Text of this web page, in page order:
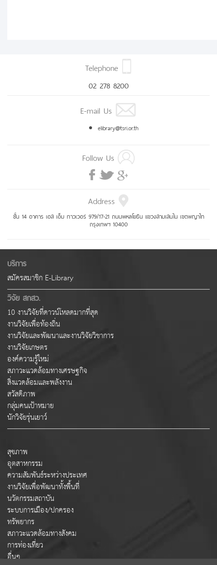
Telephone
02 278 8200
E-mail Us
elibrary@tsri.or.th
Follow Us
Address
ชั้น 14 อาคาร เอส เอ็ม ทาวเวอร์ 979/17-21 ถนนพหลโยธิน แขวงสามเสนใน เขตพญาไท
กรุงเทพฯ 10400
บริการ
สมัครสมาชิก E-Library
วิจัย สกสว.
10 งานวิจัยที่ดาวน์โหลดมากที่สุด
งานวิจัยเพื่อท้องถิ่น
งานวิจัยและพัฒนาและงานวิจัยวิชาการ
งานวิจัยเกษตร
องค์ความรู้ใหม่
สภาวะแวดล้อมทางเศรษฐกิจ
สิ่งแวดล้อมและพลังงาน
สวัสดิภาพ
กลุ่มคนเป้าหมาย
นักวิจัยรุ่นเยาว์
สุขภาพ
อุตสาหกรรม
ความสัมพันธ์ระหว่างประเทศ
งานวิจัยเพื่อพัฒนาทั้งพื้นที่
นวัตกรรมสถาบัน
ระบบการเมือง/ปกครอง
ทรัพยากร
สภาวะแวดล้อมทางสังคม
การท่องเที่ยว
อื่นๆ